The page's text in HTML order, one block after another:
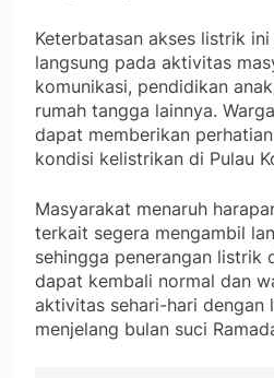
Keterbatasan akses listrik
langsung pada aktivitas
komunikasi, pendidikan
rumah tangga lainnya.
dapat memberikan
kondisi kelistrikan di Pulau
Masyarakat menaruh
terkait segera mengambil
sehingga penerangan listrik
dapat kembali normal dan
aktivitas sehari-hari dengan
menjelang bulan suci